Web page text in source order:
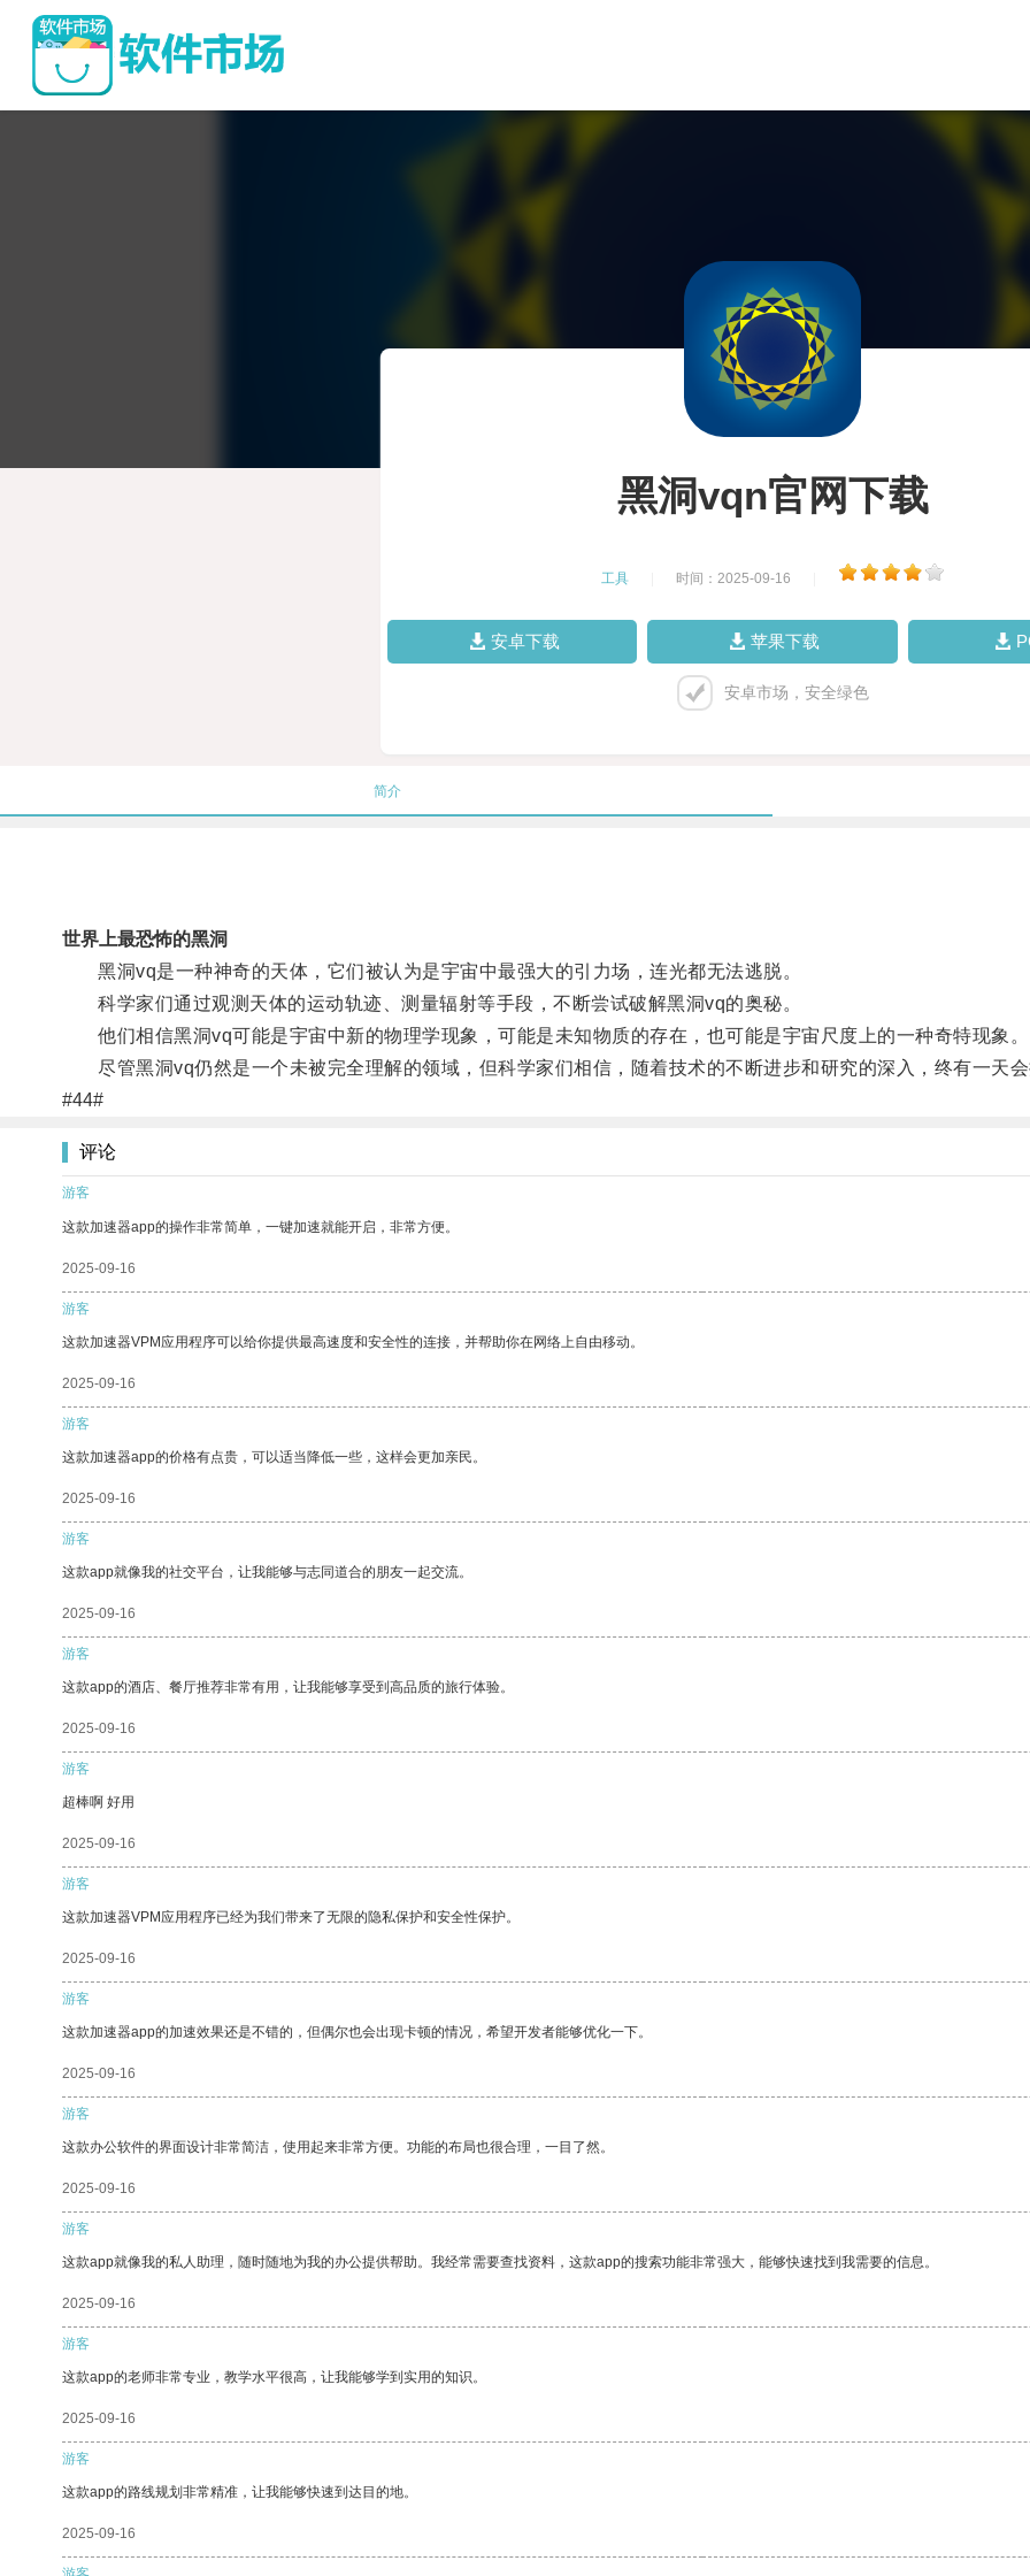
黑洞vqn官网下载
工具 时间：2025-09-16
安卓下载 苹果下载
安卓市场，安全绿色
简介
世界上最恐怖的黑洞
黑洞vq是一种神奇的天体，它们被认为是宇宙中最强大的引力场，连光都无法逃脱。
科学家们通过观测天体的运动轨迹、测量辐射等手段，不断尝试破解黑洞vq的奥秘。
他们相信黑洞vq可能是宇宙中新的物理学现象，可能是未知物质的存在，也可能是宇宙尺度上的一种奇特现象。
尽管黑洞vq仍然是一个未被完全理解的领域，但科学家们相信，随着技术的不断进步和研究的深入，终有一天会
#44#
评论
游客
这款加速器app的操作非常简单，一键加速就能开启，非常方便。
2025-09-16
游客
这款加速器VPM应用程序可以给你提供最高速度和安全性的连接，并帮助你在网络上自由移动。
2025-09-16
游客
这款加速器app的价格有点贵，可以适当降低一些，这样会更加亲民。
2025-09-16
游客
这款app就像我的社交平台，让我能够与志同道合的朋友一起交流。
2025-09-16
游客
这款app的酒店、餐厅推荐非常有用，让我能够享受到高品质的旅行体验。
2025-09-16
游客
超棒啊 好用
2025-09-16
游客
这款加速器VPM应用程序已经为我们带来了无限的隐私保护和安全性保护。
2025-09-16
游客
这款加速器app的加速效果还是不错的，但偶尔也会出现卡顿的情况，希望开发者能够优化一下。
2025-09-16
游客
这款办公软件的界面设计非常简洁，使用起来非常方便。功能的布局也很合理，一目了然。
2025-09-16
游客
这款app就像我的私人助理，随时随地为我的办公提供帮助。我经常需要查找资料，这款app的搜索功能非常强大，能够快速找到我需要的信息。
2025-09-16
游客
这款app的老师非常专业，教学水平很高，让我能够学到实用的知识。
2025-09-16
游客
这款app的路线规划非常精准，让我能够快速到达目的地。
2025-09-16